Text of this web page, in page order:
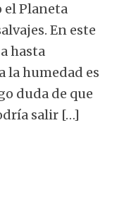
el Planeta
En este
hasta
la humedad es
duda de que
salir […]